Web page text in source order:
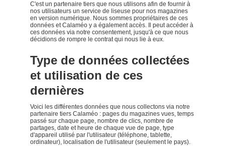
C'est un partenaire tiers que nous utilisons afin de fournir à
nos utilisateurs un service de liseuse pour nos magazines
en version numérique. Nous sommes propriétaires de ces
données et Calaméo y a également accès. Il peut accéder à
ces données via notre consentement, jusqu'à ce que nous
décidions de rompre le contrat qui nous lie à eux.
Type de données collectées
et utilisation de ces
dernières
Voici les différentes données que nous collectons via notre
partenaire tiers Calaméo : pages du magazines vues, temps
passé sur chaque page, nombre de clics, nombre de
partages, date et heure de chaque vue de page, type
d'appareil utilisé par l'utilisateur (téléphone, tablette,
ordinateur), localisation de l'utilisateur (seulement le pays).